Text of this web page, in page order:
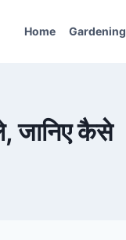
Home Gardening
जानिए कैसे